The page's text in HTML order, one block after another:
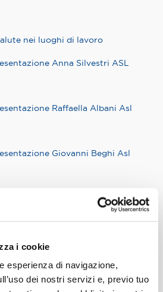
i cookie
esperienza di navigazione,
dei nostri servizi e, previo tuo
nei luoghi di lavoro
Anna Silvestri ASL
Raffaella Albani Asl
Giovanni Beghi Asl
Marco Tremolada Weir
Sergio Re Bayer Spa
Antonio Calzavacca